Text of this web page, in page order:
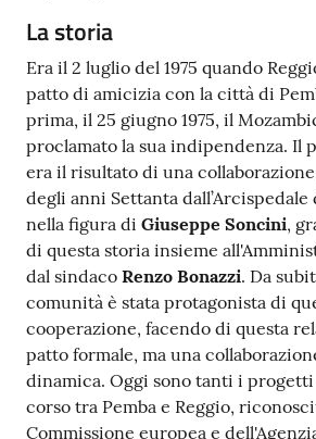
La storia
Era il 2 luglio del 1975 quando
patto di amicizia con la città di
prima, il 25 giugno 1975, il
proclamato la sua indipendenza. Il
era il risultato di una
degli anni Settanta dall’Arcispedale
nella figura di Giuseppe Soncini,
di questa storia insieme
dal sindaco Renzo Bonazzi. Da
comunità è stata protagonista di
cooperazione, facendo di questa
patto formale, ma una
dinamica. Oggi sono tanti i
corso tra Pemba e Reggio,
Commissione europea e